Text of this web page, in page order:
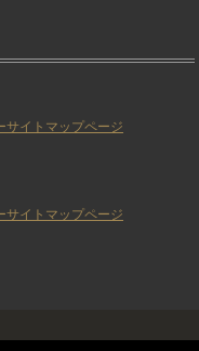
サイトマップページ
サイトマップページ